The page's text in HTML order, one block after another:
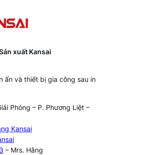
xuất Kansai
ấn và thiết bị gia công sau in
Phóng – P. Phương Liệt –
Kansai
– Mrs. Hằng